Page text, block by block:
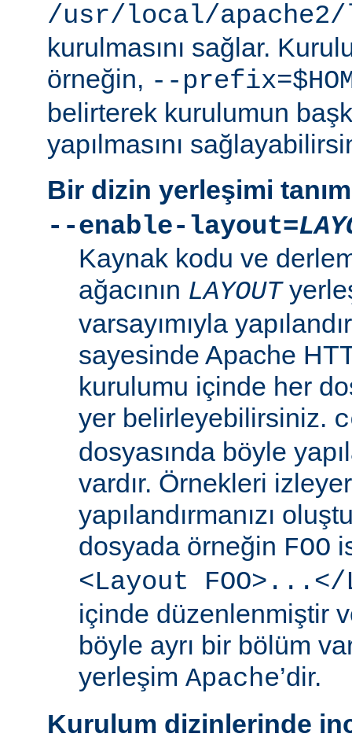
/usr/local/
kurulmasını sağlar.
örneğin, --
belirterek kurulumun
yapılmasını
Bir dizin yerleşimi
--enable-layout=
Kaynak kodu ve
ağacının LAYOUT
varsayımıyla
sayesinde Apache
kurulumu içinde her
yer belirleyebilirsiniz.
dosyasında böyle
vardır. Örnekleri
yapılandırmanızı
dosyada örneğin FOO
<Layout FOO>...</
içinde düzenlenmiştir
böyle ayrı bir bölüm
yerleşim Apache’dir.
Kurulum dizinlerinde